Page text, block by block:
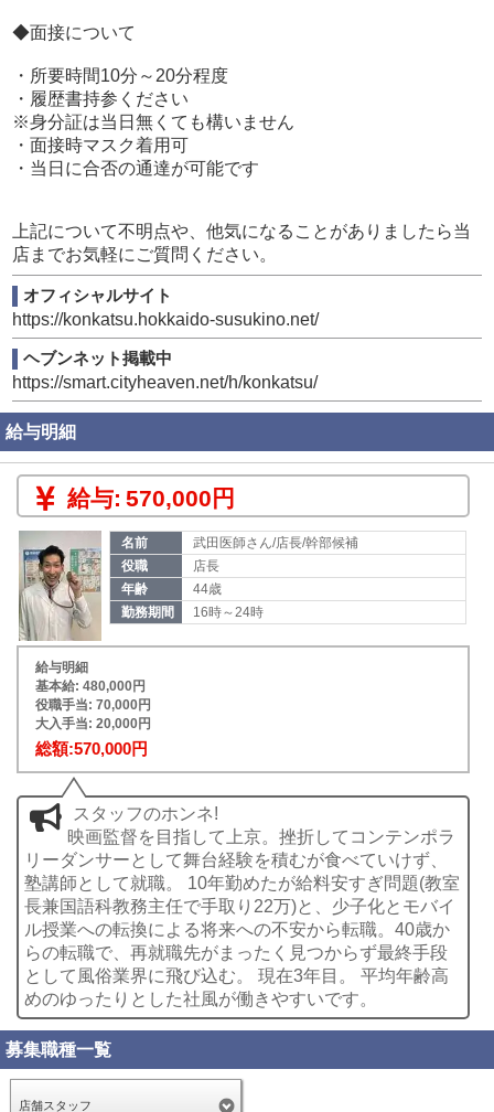
■風俗色のない職場。一般職からの転職大歓迎！経験者、
未経験者問わずお待ちしております。
■実働8時間！（コチラが本当に8時間拘束8時間労働で
す！！）
■通し業務絶対なし！！！
■６ヶ月勤務後から有給付与！！！
■日払い制度もちろん有ります！！
■給料未払い、遅延など一切ございません。
■大入制度有！！入社初日から制度対象者！！
■新規オープンのためスタッフ全員が初心者です。未経験
の方も遠慮なくご連絡ください。
■基本業務はお客様のご案内と簡単な清掃作業です。
慣れてくればキャスト対応、店舗運営マネジメントをお任
せ致します。
勿論人には得意、不得意あると思いますがどの業務も慣れ
れば誰でも出来る業務だと思います。
実際に当グループには50代でこの業界に初めて入り始めは
もちろん四苦八苦しながら働いてましたが今じゃ完全に戦
力として数えられる新人スタッフもいます。
◆面接について
・所要時間10分～20分程度
・履歴書持参ください
※身分証は当日無くても構いません
・面接時マスク着用可
・当日に合否の通達が可能です
上記について不明点や、他気になることがありましたら当
店までお気軽にご質問ください。
オフィシャルサイト
https://konkatsu.hokkaido-susukino.net/
ヘブンネット掲載中
https://smart.cityheaven.net/h/konkatsu/
給与明細
給与: 570,000円
名前
武田医師さん/店長/幹部候補
役職
店長
年齢
44歳
勤務期間
16時～24時
給与明細
基本給: 480,000円
役職手当: 70,000円
大入手当: 20,000円
総額:570,000円
スタッフのホンネ!
映画監督を目指して上京。挫折してコンテンポラ
リーダンサーとして舞台経験を積むが食べていけず、
塾講師として就職。 10年勤めたが給料安すぎ問題(教室
長兼国語科教務主任で手取り22万)と、少子化とモバイ
ル授業への転換による将来への不安から転職。40歳か
らの転職で、再就職先がまったく見つからず最終手段
として風俗業界に飛び込む。 現在3年目。 平均年齢高
めのゆったりとした社風が働きやすいです。
募集職種一覧
店舗スタッフ